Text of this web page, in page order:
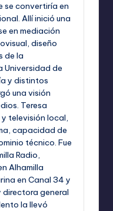
se convertiría en
Allí inició una
en mediación
diseño
de la
Universidad de
y distintos
una visión
Teresa
televisión local,
capacidad de
técnico. Fue
Radio,
Alhamilla
en Canal 34 y
directora general
la llevó